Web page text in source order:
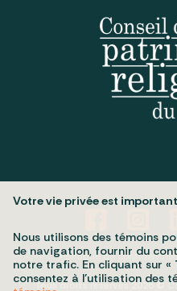
Politique de
Tous droits réservés 2026 ©
Votre vie privée est
Nous utilisons des témoins
de navigation, fournir du
notre trafic. En cliquant sur «
consentez à l’utilisation des